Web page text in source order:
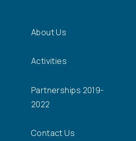
About Us
Activities
Partnerships 2019-
2022
Contact Us